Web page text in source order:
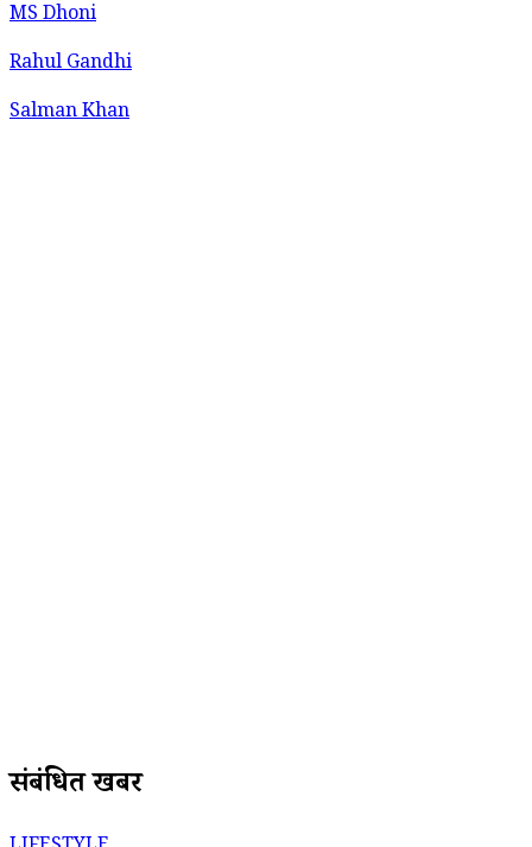
MS Dhoni
Rahul Gandhi
Salman Khan
संबंधित खबरें